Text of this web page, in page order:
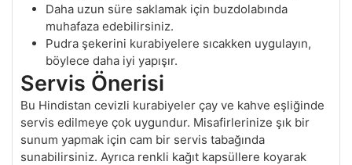
Daha uzun süre saklamak için buzdolabında
muhafaza edebilirsiniz.
Pudra şekerini kurabiyelere sıcakken uygulayın,
böylece daha iyi yapışır.
Servis Önerisi
Bu Hindistan cevizli kurabiyeler çay ve kahve eşliğinde
servis edilmeye çok uygundur. Misafirlerinize şık bir
sunum yapmak için cam bir servis tabağında
sunabilirsiniz. Ayrıca renkli kağıt kapsüllere koyarak